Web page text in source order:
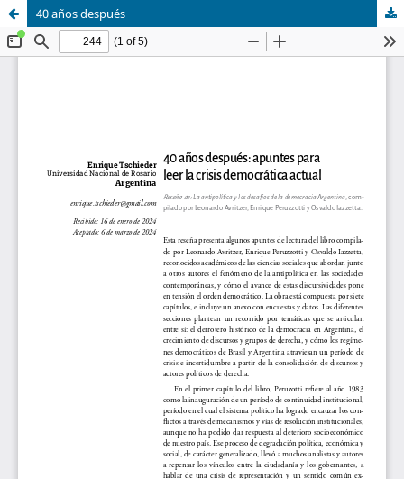
40 años después